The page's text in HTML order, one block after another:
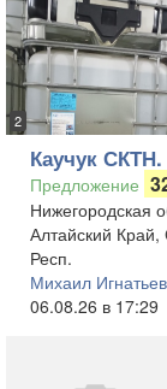
2
Каучук
Предложение
Нижегородская
Алтайский Край,
Респ.
Михаил Игнатьев
06.08.26 в 17:29